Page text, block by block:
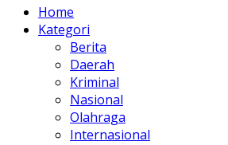
Home
Kategori
Berita
Daerah
Kriminal
Nasional
Olahraga
Internasional